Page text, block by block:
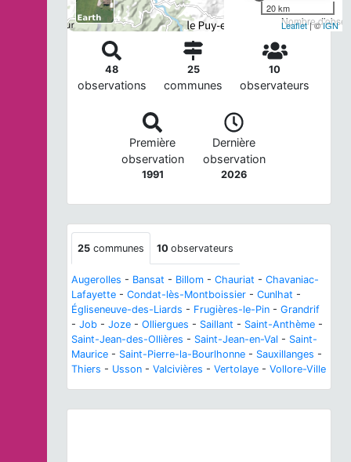
Nombre
20 km
Leaflet| ©IGN
48
observations
25
communes
10
observateurs
Première
observation
1991
Dernière
observation
2026
25 communes 10 observateurs
Augerolles - Bansat - Billom - Chauriat - Chavaniac-
Lafayette - Condat-lès-Montboissier - Cunlhat -
Égliseneuve-des-Liards - Frugières-le-Pin - Grandrif
- Job - Joze - Olliergues - Saillant - Saint-Anthème -
Saint-Jean-des-Ollières - Saint-Jean-en-Val - Saint-
Maurice - Saint-Pierre-la-Bourlhonne - Sauxillanges -
Thiers - Usson - Valcivières - Vertolaye - Vollore-Ville